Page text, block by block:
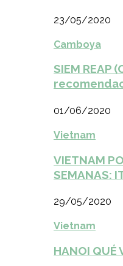
23/05/2020
Camboya
SIEM REAP
01/06/2020
Vietnam
VIETNAM
SEMANAS:
29/05/2020
Vietnam
HANOI QUÉ